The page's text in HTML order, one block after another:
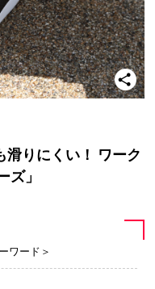
りにくい！ ワーク
ズ」
ワード＞